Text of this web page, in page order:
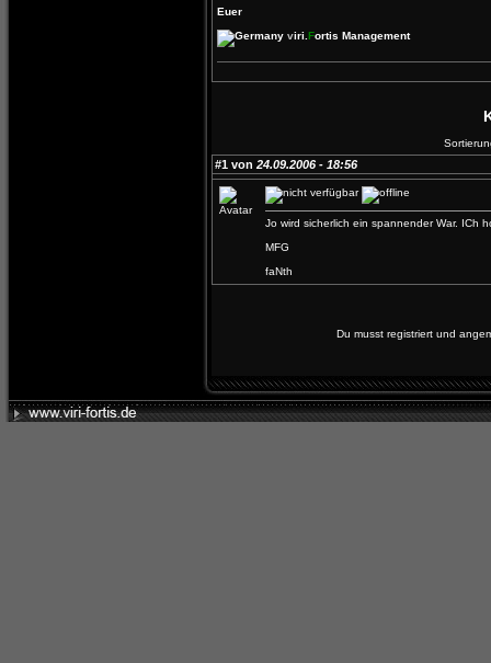
Euer
viri.Fortis Management
#1 von 24.09.2006 - 18:56
Jo wird sicherlich ein spannender War. ICh
MFG
faNth
Du musst registriert und